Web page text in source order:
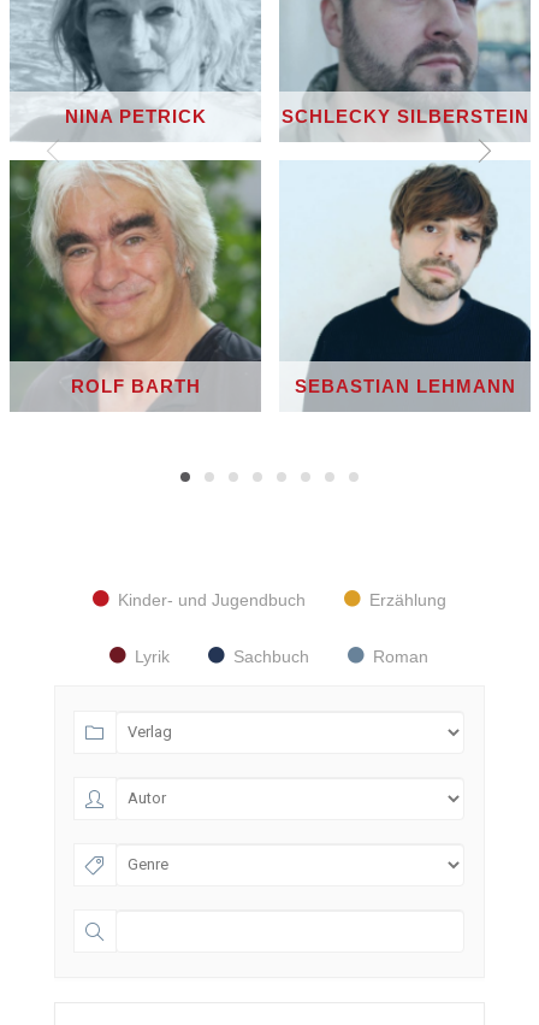
NINA PETRICK
ROLF BARTH
SCHLECKY SILBERSTEIN
SEBASTIAN LEHMANN
Kinder- und Jugendbuch Erzählung
Lyrik Sachbuch Roman